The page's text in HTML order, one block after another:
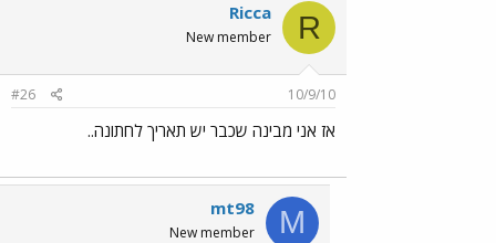
R
Ricca
New member
10/9/10
#26
אז אני מבינה שכבר יש תאריך לחתונה..
M
mt98
New member